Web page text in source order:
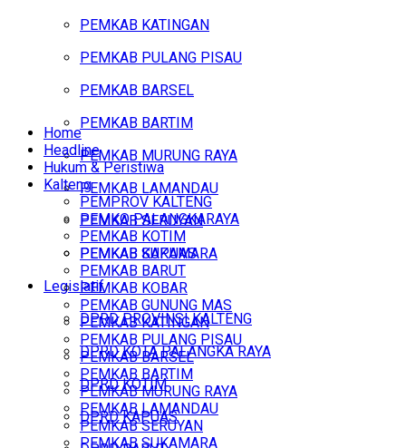
PEMKAB KATINGAN
PEMKAB PULANG PISAU
PEMKAB BARSEL
PEMKAB BARTIM
PEMKAB MURUNG RAYA
PEMKAB LAMANDAU
PEMKAB SERUYAN
PEMKAB SUKAMARA
Legislatif
DPRD PROVINSI KALTENG
DPRD KOTA PALANGKA RAYA
DPRD KOTIM
DPRD KAPUAS
Home
Headline
Hukum & Peristiwa
Kalteng
PEMPROV KALTENG
PEMKO PALANGKARAYA
PEMKAB KOTIM
PEMKAB KAPUAS
PEMKAB BARUT
PEMKAB KOBAR
PEMKAB GUNUNG MAS
PEMKAB KATINGAN
PEMKAB PULANG PISAU
PEMKAB BARSEL
PEMKAB BARTIM
PEMKAB MURUNG RAYA
PEMKAB LAMANDAU
PEMKAB SERUYAN
PEMKAB SUKAMARA